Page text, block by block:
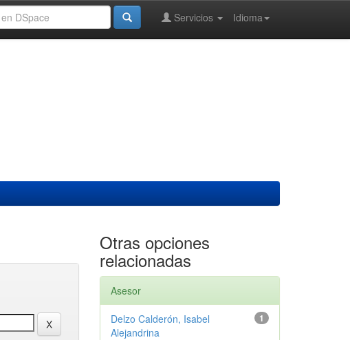
Idioma
Servicios
Otras opciones
relacionadas
Asesor
1
Delzo Calderón, Isabel
Alejandrina